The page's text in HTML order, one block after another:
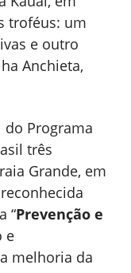
troféus: um
e outro
Anchieta,
do Programa
três
Grande, em
“Prevenção e
e
melhoria da